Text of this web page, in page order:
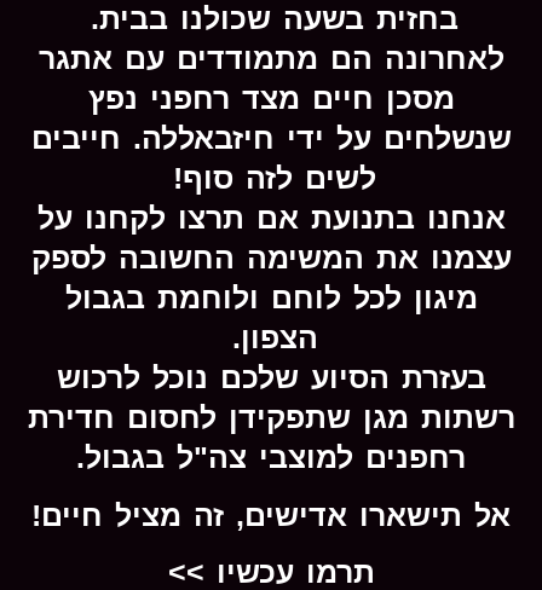
בחזית בשעה שכולנו בבית.
לאחרונה הם מתמודדים עם אתגר
מסכן חיים מצד רחפני נפץ
שנשלחים על ידי חיזבאללה. חייבים
לשים לזה סוף!
אנחנו בתנועת אם תרצו לקחנו על
עצמנו את המשימה החשובה לספק
מיגון לכל לוחם ולוחמת בגבול
הצפון.
בעזרת הסיוע שלכם נוכל לרכוש
רשתות מגן שתפקידן לחסום חדירת
רחפנים למוצבי צה"ל בגבול.
אל תישארו אדישים, זה מציל חיים!
תרמו עכשיו >>